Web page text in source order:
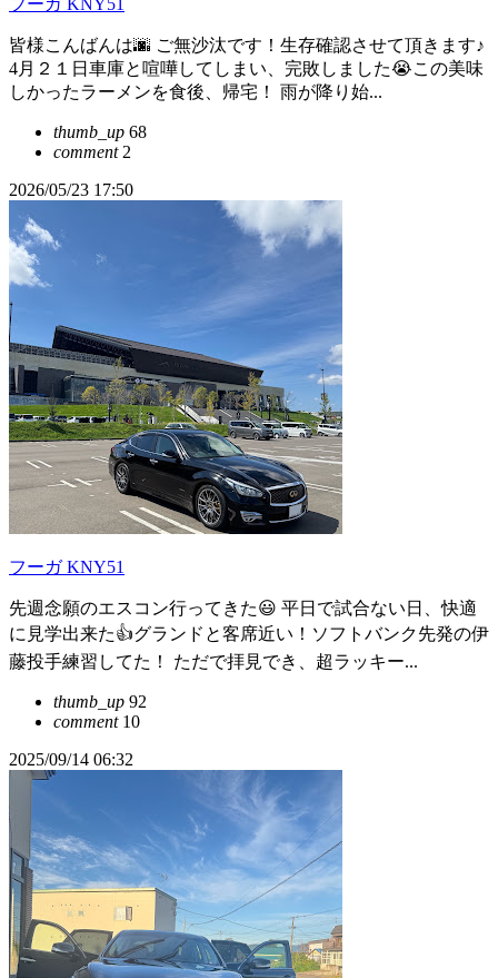
フーガ KNY51
皆様こんばんは🌆 ご無沙汰です！生存確認させて頂きます♪
4月２１日車庫と喧嘩してしまい、完敗しました😭この美味
しかったラーメンを食後、帰宅！ 雨が降り始...
thumb_up 68
comment2
2026/05/23 17:50
フーガ KNY51
先週念願のエスコン行ってきた😃 平日で試合ない日、快適
に見学出来た👍グランドと客席近い！ソフトバンク先発の伊
藤投手練習してた！ ただで拝見でき、超ラッキー...
thumb_up 92
comment10
2025/09/14 06:32